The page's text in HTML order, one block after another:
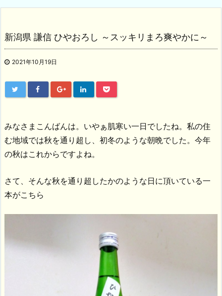
新潟県 謙信 ひやおろし ～スッキリまろ爽やかに～
2021年10月19日
みなさまこんばんは。いやぁ肌寒い一日でしたね。私の住
む地域では秋を通り超し、初冬のような朝晩でした。今年
の秋はこれからですよね。
さて、そんな秋を通り超したかのような日に頂いている一
本がこちら